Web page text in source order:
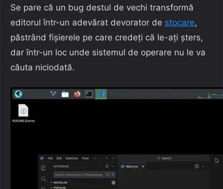
Se pare că un bug destul de vechi transformă
editorul într-un adevărat devorator de stocare,
păstrând fișierele pe care credeți că le-ați șters,
dar într-un loc unde sistemul de operare nu le va
căuta niciodată.